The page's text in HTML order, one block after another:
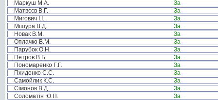
Маркуш М.А.
За
Матвєєв В.Г.
За
Мигович І.І.
За
Мішура В.Д.
За
Новак В.М.
За
Оплачко В.М.
За
Парубок О.Н.
За
Петров В.Б.
За
Пономаренко Г.Г.
За
Пхиденко С.С.
За
Самойлик К.С.
За
Сімонов В.Д.
За
Соломатін Ю.П.
За